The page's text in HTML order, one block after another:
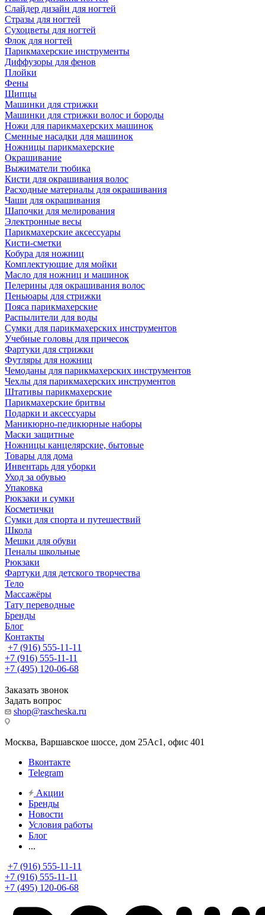
Слайдер дизайн для ногтей
Стразы для ногтей
Сухоцветы для ногтей
Флок для ногтей
Парикмахерские инструменты
Диффузоры для фенов
Плойки
Фены
Щипцы
Машинки для стрижки
Машинки для стрижки волос и бороды
Ножи для парикмахерских машинок
Сменные насадки для машинок
Ножницы парикмахерские
Окрашивание
Выжиматели тюбика
Кисти для окрашивания волос
Расходные материалы для окрашивания
Чаши для окрашивания
Шапочки для мелирования
Электронные весы
Парикмахерские аксессуары
Кисти-сметки
Кобура для ножниц
Комплектующие для мойки
Масло для ножниц и машинок
Пелерины для окрашивания волос
Пеньюары для стрижки
Пояса парикмахерские
Распылители для воды
Сумки для парикмахерских инструментов
Учебные головы для причесок
Фартуки для стрижки
Футляры для ножниц
Чемоданы для парикмахерских инструментов
Чехлы для парикмахерских инструментов
Штативы парикмахерские
Парикмахерские бритвы
Подарки и аксессуары
Маникюрно-педикюрные наборы
Маски защитные
Ножницы канцелярские, бытовые
Товары для дома
Инвентарь для уборки
Уход за обувью
Упаковка
Рюкзаки и сумки
Косметички
Сумки для спорта и путешествий
Школа
Мешки для обуви
Пеналы школьные
Рюкзаки
Фартуки для детского творчества
Тело
Массажёры
Тату переводные
Бренды
Блог
Контакты
+7 (916) 555-11-11
+7 (916) 555-11-11
+7 (495) 120-06-68
Заказать звонок
Задать вопрос
shop@rascheska.ru
Москва, Варшавское шоссе, дом 25Аc1, офис 401
Вконтакте
Telegram
Акции
Бренды
Новости
Условия работы
Блог
...
+7 (916) 555-11-11
+7 (916) 555-11-11
+7 (495) 120-06-68